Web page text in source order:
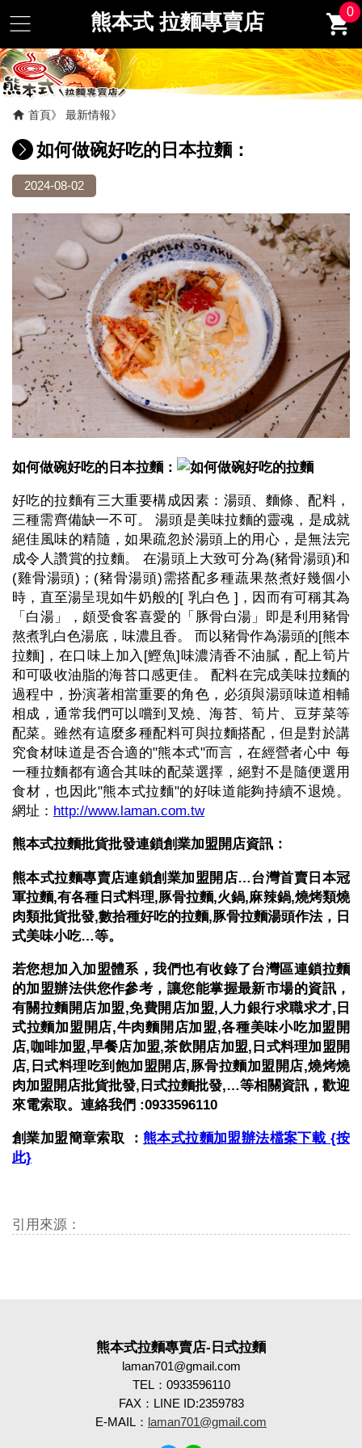
熊本式 拉麵專賣店 0
首頁 最新情報
如何做碗好吃的日本拉麵：
2024-08-02
如何做碗好吃的日本拉麵：
好吃的拉麵有三大重要構成因素：湯頭、麵條、配料，
三種需齊備缺一不可。 湯頭是美味拉麵的靈魂，是成就
絕佳風味的精隨，如果疏忽於湯頭上的用心，是無法完
成令人讚賞的拉麵。 在湯頭上大致可分為(豬骨湯頭)和
(雞骨湯頭)；(豬骨湯頭)需搭配多種蔬果熬煮好幾個小
時，直至湯呈現如牛奶般的[ 乳白色 ]，因而有可稱其為
「白湯」，頗受食客喜愛的「豚骨白湯」即是利用豬骨
熬煮乳白色湯底，味濃且香。 而以豬骨作為湯頭的[熊本
拉麵]，在口味上加入[鰹魚]味濃清香不油膩，配上筍片
和可吸收油脂的海苔口感更佳。 配料在完成美味拉麵的
過程中，扮演著相當重要的角色，必須與湯頭味道相輔
相成，通常我們可以嚐到叉燒、海苔、筍片、豆芽菜等
配菜。雖然有這麼多種配料可與拉麵搭配，但是對於講
究食材味道是否合適的"熊本式"而言，在經營者心中 每
一種拉麵都有適合其味的配菜選擇，絕對不是隨便選用
食材，也因此"熊本式拉麵"的好味道能夠持續不退燒。
網址： http://www.laman.com.tw
熊本式拉麵批貨批發連鎖創業加盟開店資訊：
熊本式拉麵專賣店連鎖創業加盟開店…台灣首賣日本冠
軍拉麵,有各種日式料理,豚骨拉麵,火鍋,麻辣鍋,燒烤類燒
肉類批貨批發,數拾種好吃的拉麵,豚骨拉麵湯頭作法，日
式美味小吃…等。
若您想加入加盟體系，我們也有收錄了台灣區連鎖拉麵
的加盟辦法供您作參考，讓您能掌握最新市場的資訊，
有關拉麵開店加盟,免費開店加盟,人力銀行求職求才,日
式拉麵加盟開店,牛肉麵開店加盟,各種美味小吃加盟開
店,咖啡加盟,早餐店加盟,茶飲開店加盟,日式料理加盟開
店,日式料理吃到飽加盟開店,豚骨拉麵加盟開店,燒烤燒
肉加盟開店批貨批發,日式拉麵批發,…等相關資訊，歡迎
來電索取。連絡我們 :0933596110
創業加盟簡章索取 ： 熊本式拉麵加盟辦法檔案下載 {按
此}
引用來源：
熊本式拉麵專賣店-日式拉麵
laman701@gmail.com
TEL：0933596110
FAX：LINE ID:2359783
E-MAIL： laman701@gmail.com